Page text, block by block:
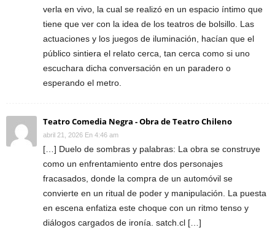
verla en vivo, la cual se realizó en un espacio íntimo que
tiene que ver con la idea de los teatros de bolsillo. Las
actuaciones y los juegos de iluminación, hacían que el
público sintiera el relato cerca, tan cerca como si uno
escuchara dicha conversación en un paradero o
esperando el metro.
Teatro Comedia Negra - Obra de Teatro Chileno
abril 21, 2026 En 4:46 am
[…] Duelo de sombras y palabras: La obra se construye
como un enfrentamiento entre dos personajes
fracasados, donde la compra de un automóvil se
convierte en un ritual de poder y manipulación. La puesta
en escena enfatiza este choque con un ritmo tenso y
diálogos cargados de ironía. satch.cl […]